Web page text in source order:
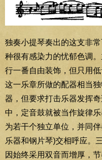
独奏小提琴奏出的这支非
种很有感染力的忧郁色调
行一番自由装饰，但只用
这一乐章所做的配器相当
器，但要求打击乐器发挥
中，定音鼓就被当作旋律
为若干个独立单位，并同
乐器和钢片琴)交相呼应。
因始终采用双音而增厚，